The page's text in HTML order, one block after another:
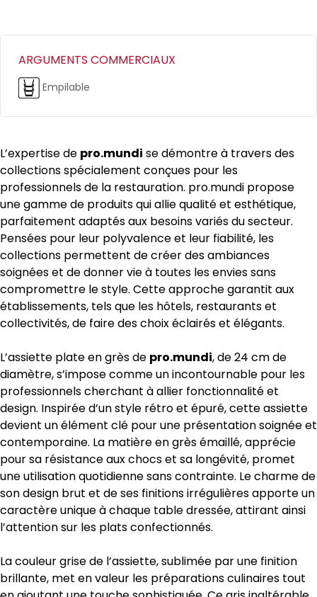
ARGUMENTS COMMERCIAUX
Empilable
L’expertise de pro.mundi se démontre à travers des
collections spécialement conçues pour les
professionnels de la restauration. pro.mundi propose
une gamme de produits qui allie qualité et esthétique,
parfaitement adaptés aux besoins variés du secteur.
Pensées pour leur polyvalence et leur fiabilité, les
collections permettent de créer des ambiances
soignées et de donner vie à toutes les envies sans
compromettre le style. Cette approche garantit aux
établissements, tels que les hôtels, restaurants et
collectivités, de faire des choix éclairés et élégants.
L’assiette plate en grès de pro.mundi, de 24 cm de
diamètre, s’impose comme un incontournable pour les
professionnels cherchant à allier fonctionnalité et
design. Inspirée d’un style rétro et épuré, cette assiette
devient un élément clé pour une présentation soignée et
contemporaine. La matière en grès émaillé, apprécie
pour sa résistance aux chocs et sa longévité, promet
une utilisation quotidienne sans contrainte. Le charme de
son design brut et de ses finitions irrégulières apporte un
caractère unique à chaque table dressée, attirant ainsi
l’attention sur les plats confectionnés.
La couleur grise de l’assiette, sublimée par une finition
brillante, met en valeur les préparations culinaires tout